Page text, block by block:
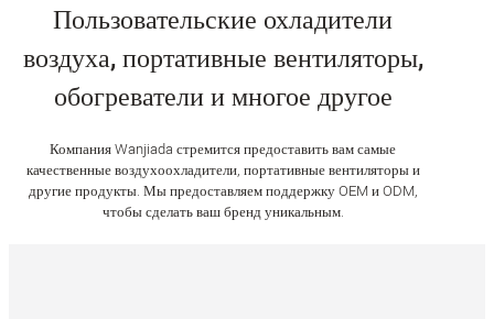
Пользовательские охладители
воздуха, портативные вентиляторы,
обогреватели и многое другое
Компания Wanjiada стремится предоставить вам самые
качественные воздухоохладители, портативные вентиляторы и
другие продукты. Мы предоставляем поддержку OEM и ODM,
чтобы сделать ваш бренд уникальным.